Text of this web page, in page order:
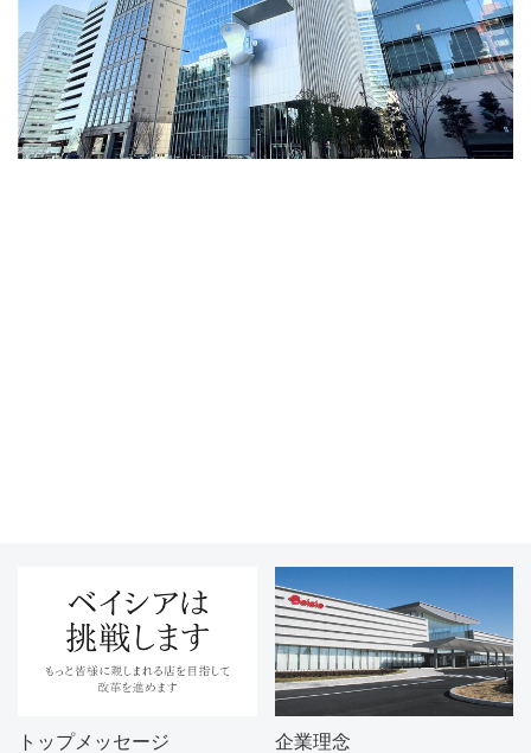
トップメッセージ 企業理念